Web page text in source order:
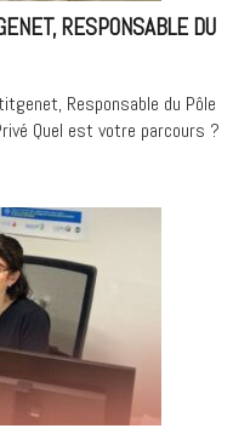
RESPONSABLE DU
Responsable du Pôle
Quel est votre parcours ?